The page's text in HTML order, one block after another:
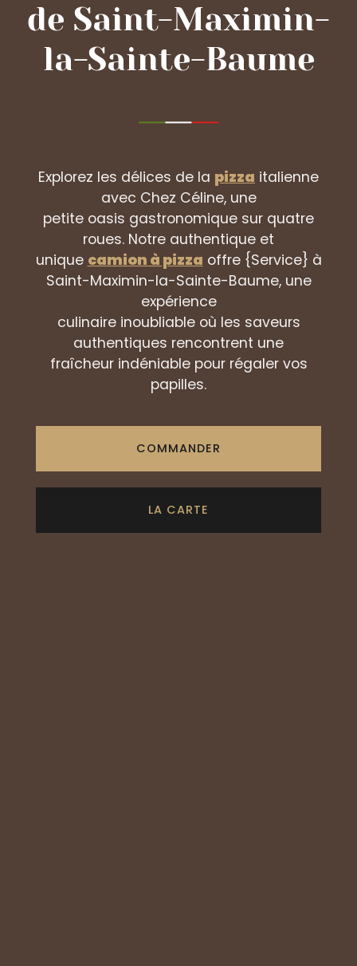
de Saint-Maximin-
la-Sainte-Baume
Explorez les délices de la pizza italienne
avec Chez Céline, une
petite oasis gastronomique sur quatre
roues. Notre authentique et
unique camion à pizza offre {Service} à
Saint-Maximin-la-Sainte-Baume, une
expérience
culinaire inoubliable où les saveurs
authentiques rencontrent une
fraîcheur indéniable pour régaler vos
papilles.
COMMANDER
LA CARTE